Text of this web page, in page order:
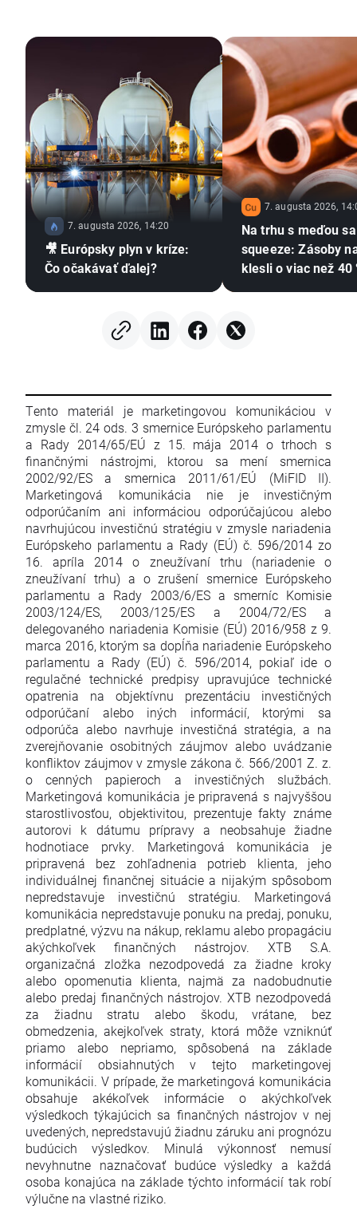
7. augusta 2026, 14:20
🎥 Európsky plyn v kríze:
Čo očakávať ďalej?
7. augusta 2026,
Na trhu s meďou
squeeze: Zásoby
klesli o viac než 40
Tento materiál je marketingovou komunikáciou v
zmysle čl. 24 ods. 3 smernice Európskeho parlamentu
a Rady 2014/65/EÚ z 15. mája 2014 o trhoch s
finančnými nástrojmi, ktorou sa mení smernica
2002/92/ES a smernica 2011/61/EÚ (MiFID II).
Marketingová komunikácia nie je investičným
odporúčaním ani informáciou odporúčajúcou alebo
navrhujúcou investičnú stratégiu v zmysle nariadenia
Európskeho parlamentu a Rady (EÚ) č. 596/2014 zo
16. apríla 2014 o zneužívaní trhu (nariadenie o
zneužívaní trhu) a o zrušení smernice Európskeho
parlamentu a Rady 2003/6/ES a smerníc Komisie
2003/124/ES, 2003/125/ES a 2004/72/ES a
delegovaného nariadenia Komisie (EÚ) 2016/958 z 9.
marca 2016, ktorým sa dopĺňa nariadenie Európskeho
parlamentu a Rady (EÚ) č. 596/2014, pokiaľ ide o
regulačné technické predpisy upravujúce technické
opatrenia na objektívnu prezentáciu investičných
odporúčaní alebo iných informácií, ktorými sa
odporúča alebo navrhuje investičná stratégia, a na
zverejňovanie osobitných záujmov alebo uvádzanie
konfliktov záujmov v zmysle zákona č. 566/2001 Z. z.
o cenných papieroch a investičných službách.
Marketingová komunikácia je pripravená s najvyššou
starostlivosťou, objektivitou, prezentuje fakty známe
autorovi k dátumu prípravy a neobsahuje žiadne
hodnotiace prvky. Marketingová komunikácia je
pripravená bez zohľadnenia potrieb klienta, jeho
individuálnej finančnej situácie a nijakým spôsobom
nepredstavuje investičnú stratégiu. Marketingová
komunikácia nepredstavuje ponuku na predaj, ponuku,
predplatné, výzvu na nákup, reklamu alebo propagáciu
akýchkoľvek finančných nástrojov. XTB S.A.
organizačná zložka nezodpovedá za žiadne kroky
alebo opomenutia klienta, najmä za nadobudnutie
alebo predaj finančných nástrojov. XTB nezodpovedá
za žiadnu stratu alebo škodu, vrátane, bez
obmedzenia, akejkoľvek straty, ktorá môže vzniknúť
priamo alebo nepriamo, spôsobená na základe
informácií obsiahnutých v tejto marketingovej
komunikácii. V prípade, že marketingová komunikácia
obsahuje akékoľvek informácie o akýchkoľvek
výsledkoch týkajúcich sa finančných nástrojov v nej
uvedených, nepredstavujú žiadnu záruku ani prognózu
budúcich výsledkov. Minulá výkonnosť nemusí
nevyhnutne naznačovať budúce výsledky a každá
osoba konajúca na základe týchto informácií tak robí
výlučne na vlastné riziko.